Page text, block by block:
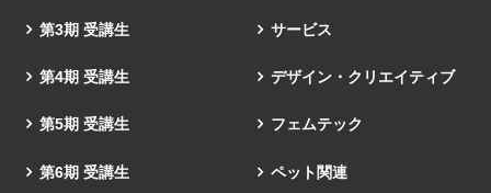
第3期 受講生
第4期 受講生
第5期 受講生
第6期 受講生
サービス
デザイン・クリエイティブ
フェムテック
ペット関連